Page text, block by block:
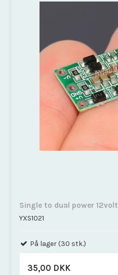
Single to dual power 12volt
YXS1021
På lager (30 stk.)
35,00 DKK